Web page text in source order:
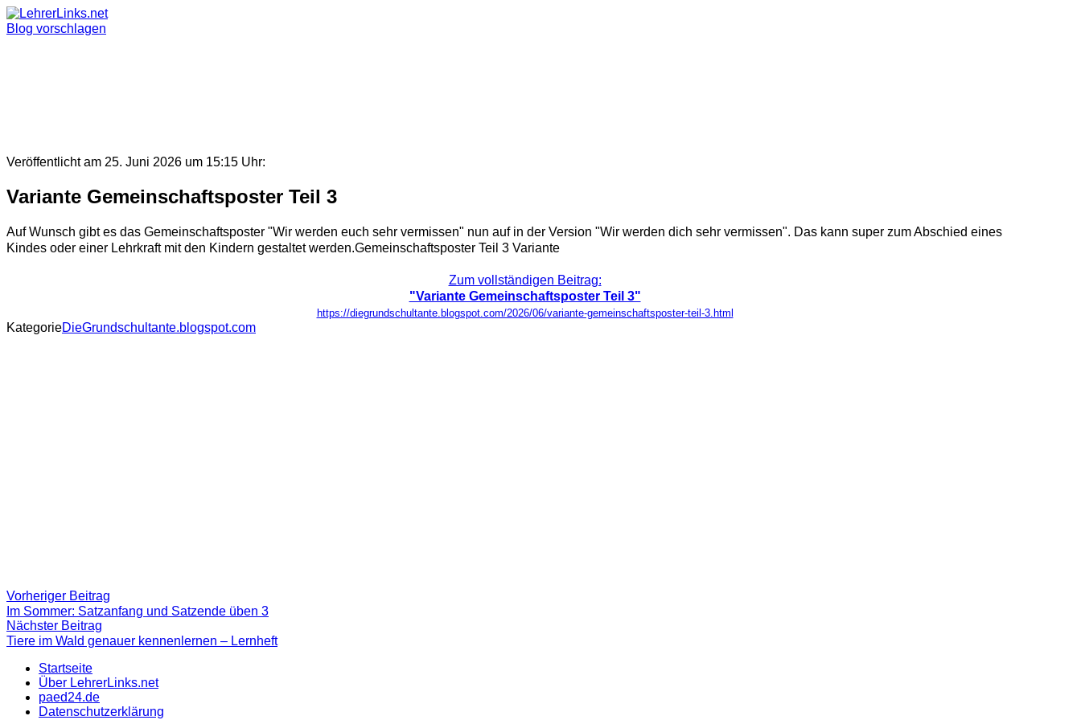
Skip
to
Blog vorschlagen
Veröffentlicht am 25. Juni 2026 um 15:15 Uhr:
Variante Gemeinschaftsposter Teil 3
Auf Wunsch gibt es das Gemeinschaftsposter "Wir werden euch sehr vermissen" nun auf in der Version "Wir werden dich sehr vermissen". Das kann super zum Abschied eines
Kindes oder einer Lehrkraft mit den Kindern gestaltet werden.Gemeinschaftsposter Teil 3 Variante
Zum vollständigen Beitrag:
"Variante Gemeinschaftsposter Teil 3"
https://diegrundschultante.blogspot.com/2026/06/variante-gemeinschaftsposter-teil-3.html
KategorieDieGrundschultante.blogspot.com
Beitragsnavigation
Vorheriger Beitrag
Beitrag:
Im Sommer: Satzanfang und Satzende üben 3
Nächster Beitrag
Beitrag
Tiere im Wald genauer kennenlernen – Lernheft
Startseite
Über LehrerLinks.net
paed24.de
Datenschutzerklärung